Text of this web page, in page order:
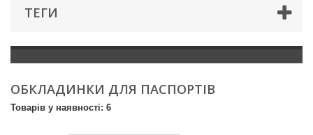
ТЕГИ
ОБКЛАДИНКИ ДЛЯ ПАСПОРТІВ
Товарів у наявності: 6